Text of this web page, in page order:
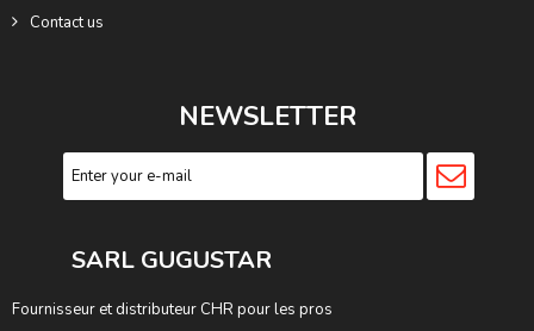
Contact us
NEWSLETTER
SARL GUGUSTAR
Fournisseur et distributeur CHR pour les pros